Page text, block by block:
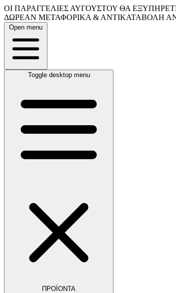
ΟΙ ΠΑΡΑΓΓΕΛΙΕΣ ΑΥΓΟΥΣΤΟΥ ΘΑ
ΔΩΡΕΑΝ ΜΕΤΑΦΟΡΙΚΑ & ΑΝΤΙΚΑΤΑΒΟΛΗ
Open menu
Toggle desktop menu
ΠΡΟΪΟΝΤΑ